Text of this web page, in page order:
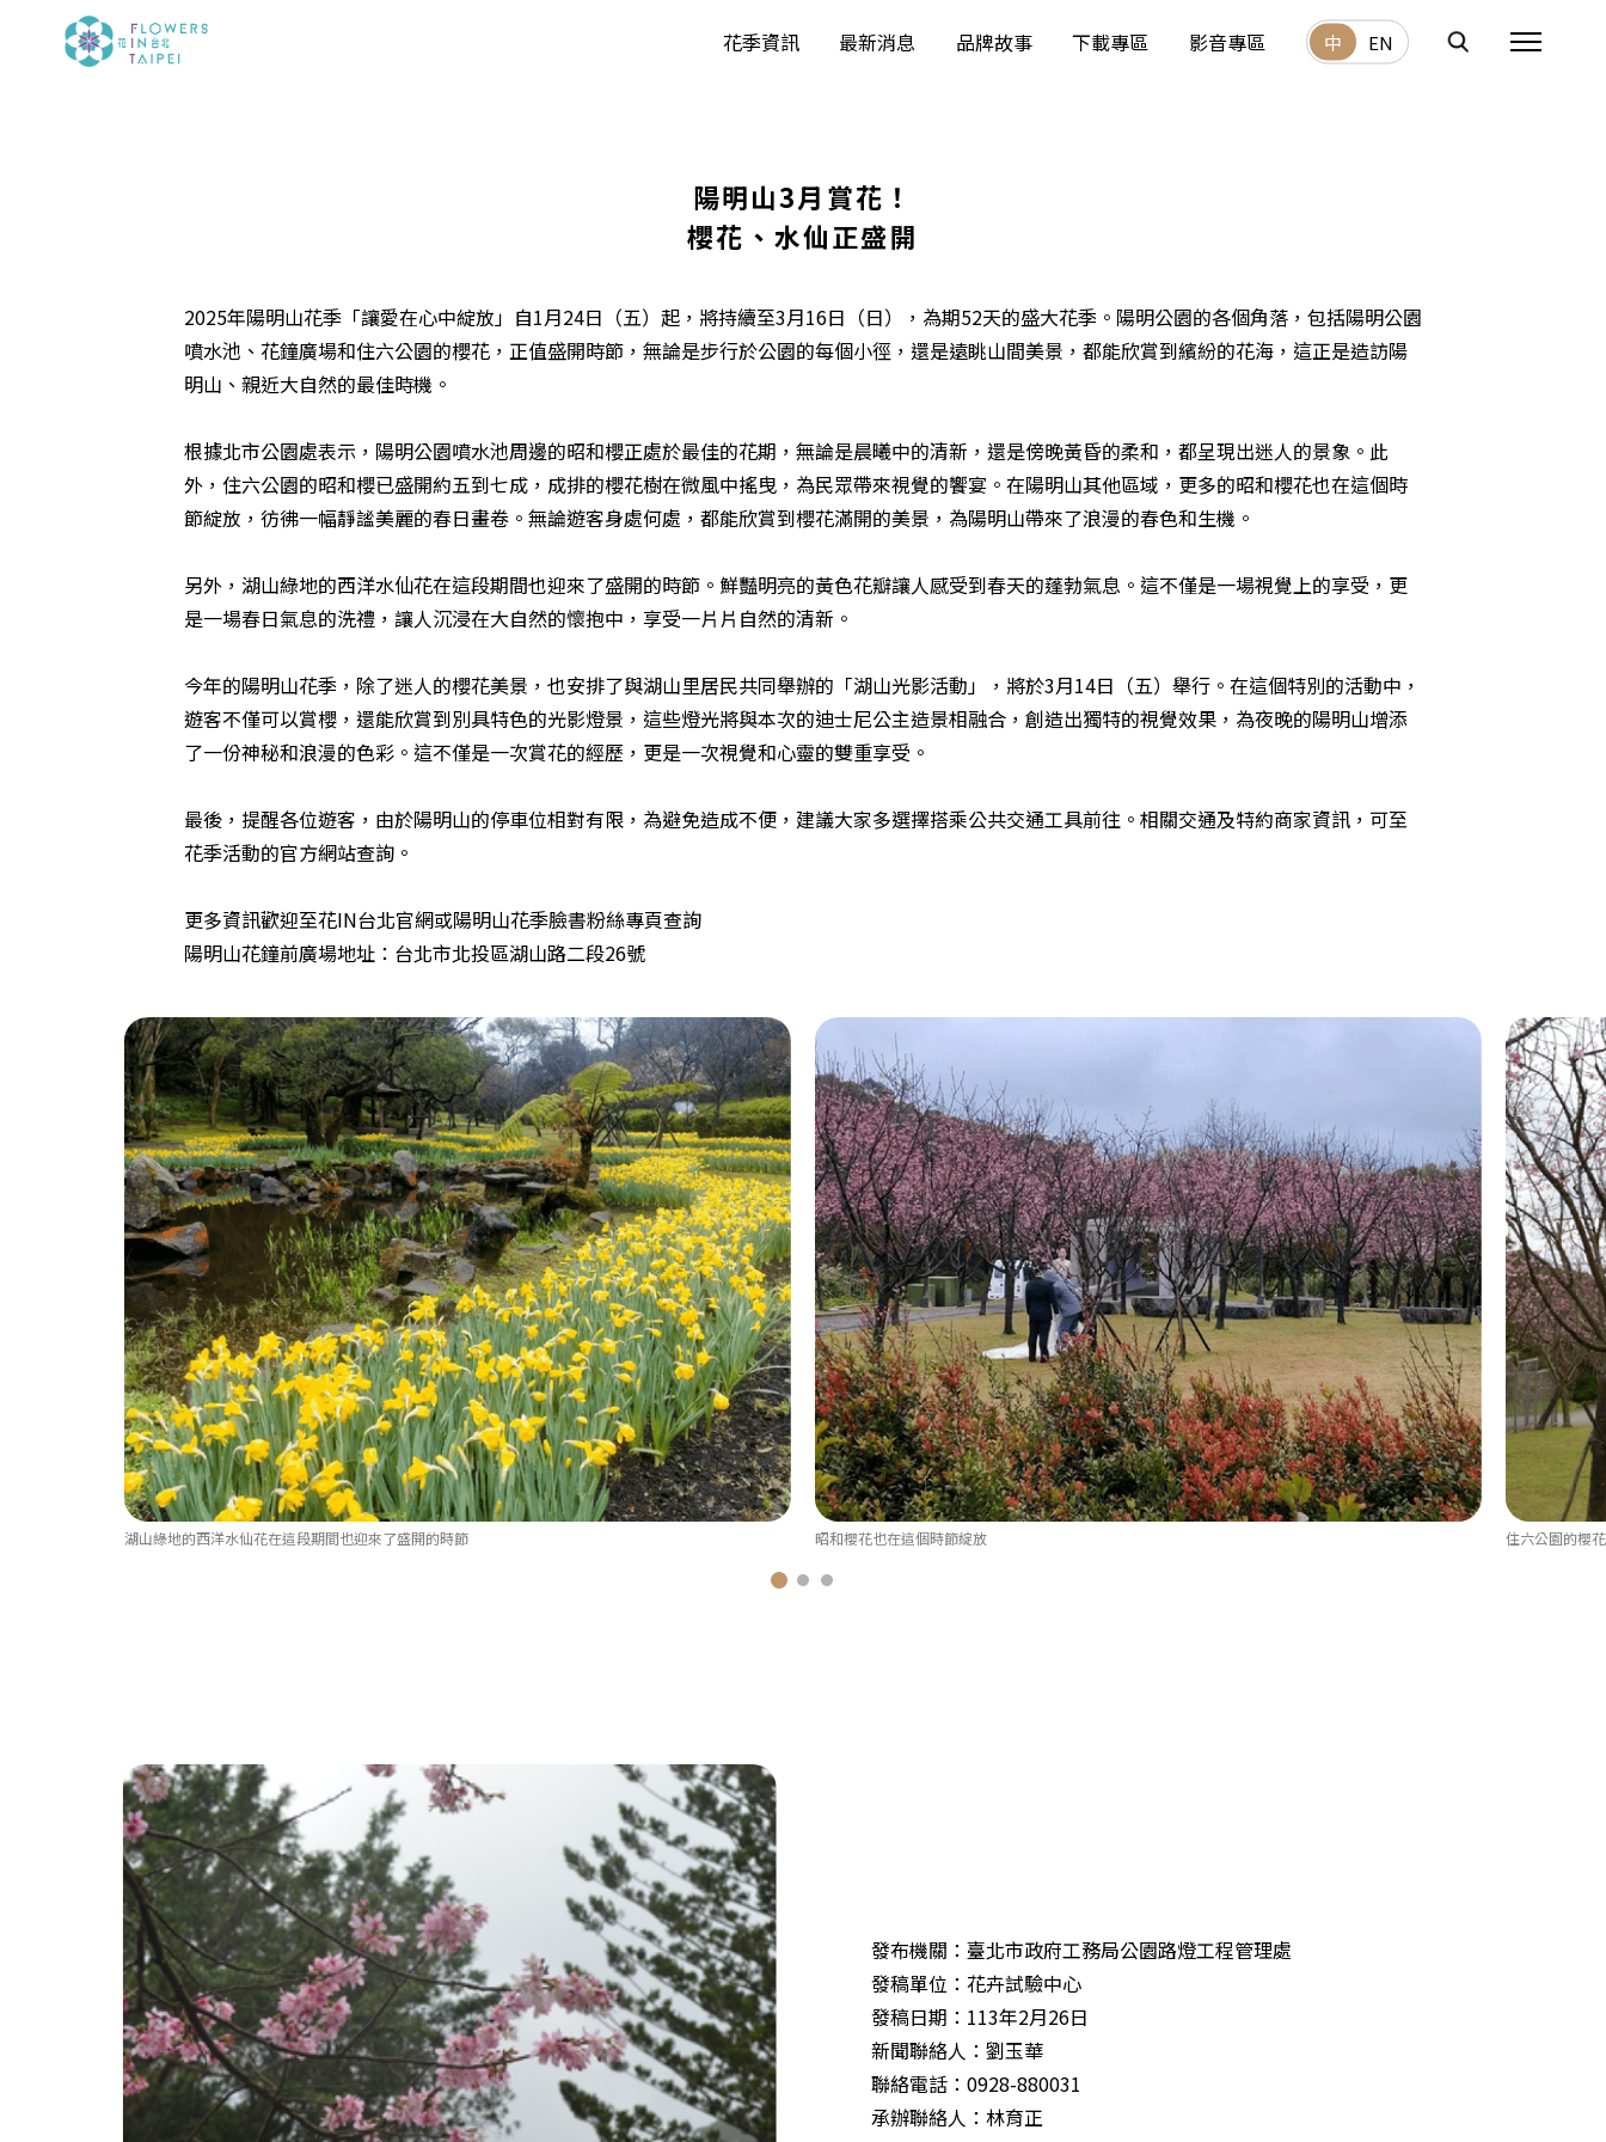
花季資訊 最新消息 品牌故事 下載專區 影音專區 中 EN
陽明山3月賞花！
櫻花、水仙正盛開
2025年陽明山花季「讓愛在心中綻放」自1月24日（五）起，將持續至3月16日（日），為期52天的盛大花季。陽明公園的各個角落，包括陽明公園
噴水池、花鐘廣場和住六公園的櫻花，正值盛開時節，無論是步行於公園的每個小徑，還是遠眺山間美景，都能欣賞到繽紛的花海，這正是造訪陽
明山、親近大自然的最佳時機。
根據北市公園處表示，陽明公園噴水池周邊的昭和櫻正處於最佳的花期，無論是晨曦中的清新，還是傍晚黃昏的柔和，都呈現出迷人的景象。此
外，住六公園的昭和櫻已盛開約五到七成，成排的櫻花樹在微風中搖曳，為民眾帶來視覺的饗宴。在陽明山其他區域，更多的昭和櫻花也在這個時
節綻放，彷彿一幅靜謐美麗的春日畫卷。無論遊客身處何處，都能欣賞到櫻花滿開的美景，為陽明山帶來了浪漫的春色和生機。
另外，湖山綠地的西洋水仙花在這段期間也迎來了盛開的時節。鮮豔明亮的黃色花瓣讓人感受到春天的蓬勃氣息。這不僅是一場視覺上的享受，更
是一場春日氣息的洗禮，讓人沉浸在大自然的懷抱中，享受一片片自然的清新。
今年的陽明山花季，除了迷人的櫻花美景，也安排了與湖山里居民共同舉辦的「湖山光影活動」，將於3月14日（五）舉行。在這個特別的活動中，
遊客不僅可以賞櫻，還能欣賞到別具特色的光影燈景，這些燈光將與本次的迪士尼公主造景相融合，創造出獨特的視覺效果，為夜晚的陽明山增添
了一份神秘和浪漫的色彩。這不僅是一次賞花的經歷，更是一次視覺和心靈的雙重享受。
最後，提醒各位遊客，由於陽明山的停車位相對有限，為避免造成不便，建議大家多選擇搭乘公共交通工具前往。相關交通及特約商家資訊，可至
花季活動的官方網站查詢。
更多資訊歡迎至花IN台北官網或陽明山花季臉書粉絲專頁查詢
陽明山花鐘前廣場地址：台北市北投區湖山路二段26號
湖山綠地的西洋水仙花在這段期間也迎來了盛開的時節 昭和櫻花也在這個時節綻放 住六公園的櫻
發布機關：臺北市政府工務局公園路燈工程管理處
發稿單位：花卉試驗中心
發稿日期：113年2月26日
新聞聯絡人：劉玉華
聯絡電話：0928-880031
承辦聯絡人：林育正